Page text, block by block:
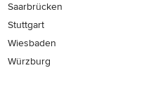
Saarbrücken
Stuttgart
Wiesbaden
Würzburg